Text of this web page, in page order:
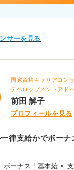
サーを見る
国家資格キャリアコン
デベロップメントアド
前田 解子
プロフィールを見る
律支給かでボーナ
ボーナス「基本給 ×